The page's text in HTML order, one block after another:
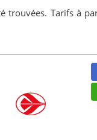
trouvées. Tarifs à